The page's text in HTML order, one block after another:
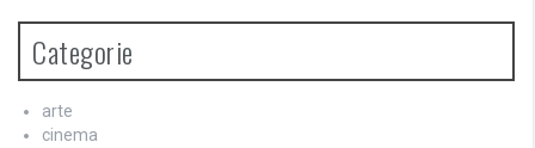
Categorie
arte
cinema